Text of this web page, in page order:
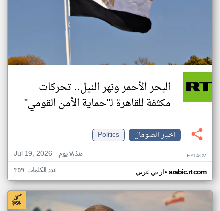
البحر الأحمر ونهر النيل.. تحركات
مكثفة للقاهرة لـ"حماية الأمن القومي"
اخبار الصومال
Politics
Jul 19, 2026
منذ ١٨ يوم EY14CV
ار تي عربي• arabic.rt.com عدد الكلمات: ٣٥٩